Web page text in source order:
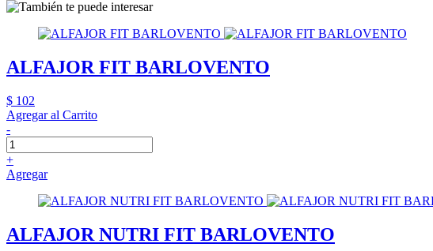
ALFAJOR FIT BARLOVENTO
$ 102
Agregar al Carrito
-
+
Agregar
ALFAJOR NUTRI FIT BARLOVENTO